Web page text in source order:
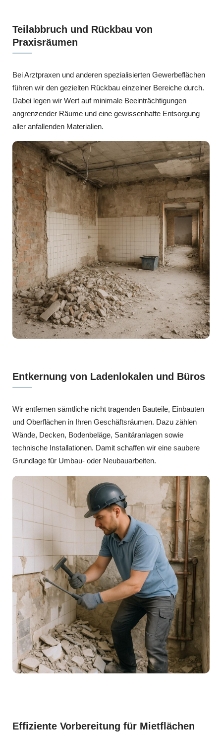
Entkernung von Ladenlokalen und Büros
Wir entfernen sämtliche nicht tragenden Bauteile, Einbauten
und Oberflächen in Ihren Geschäftsräumen. Dazu zählen
Wände, Decken, Bodenbeläge, Sanitäranlagen sowie
technische Installationen. Damit schaffen wir eine saubere
Grundlage für Umbau- oder Neubauarbeiten.
Teilabbruch und Rückbau von
Praxisräumen
Bei Arztpraxen und anderen spezialisierten Gewerbeflächen
führen wir den gezielten Rückbau einzelner Bereiche durch.
Dabei legen wir Wert auf minimale Beeinträchtigungen
angrenzender Räume und eine gewissenhafte Entsorgung
aller anfallenden Materialien.
Effiziente Vorbereitung für Mietflächen